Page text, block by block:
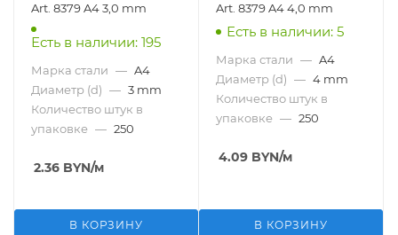
Art. 8379 A4 3,0 mm
Есть в наличии: 195
Марка стали — A4
Диаметр (d) — 3 mm
Количество штук в
упаковке — 250
2.36 BYN/м
В КОРЗИНУ
Art. 8379 A4 4,0 mm
Есть в наличии: 5
Марка стали — A4
Диаметр (d) — 4 mm
Количество штук в
упаковке — 250
4.09 BYN/м
В КОРЗИНУ